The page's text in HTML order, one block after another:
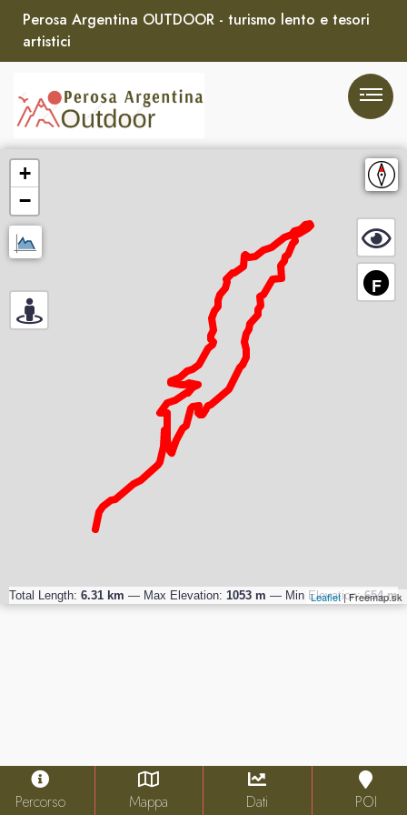
Perosa Argentina OUTDOOR - turismo lento e tesori
artistici
F
Total Length: 6.31 km — Max Elevation: 1053 m — Min Elevation:654 m
+
−
Leaflet| Freemap.sk
Percorso Mappa Dati POI